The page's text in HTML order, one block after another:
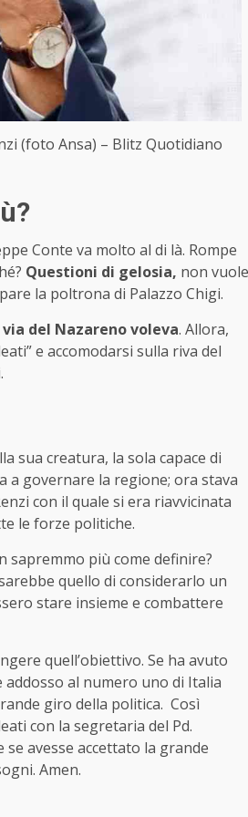
(foto Ansa) – Blitz Quotidiano
Conte va molto al di là. Rompe
Questioni di gelosia, non vuole
la poltrona di Palazzo Chigi.
del Nazareno voleva. Allora,
e accomodarsi sulla riva del
sua creatura, la sola capace di
a governare la regione; ora stava
con il quale si era riavvicinata
le forze politiche.
sapremmo più come definire?
quello di considerarlo un
stare insieme e combattere
quell’obiettivo. Se ha avuto
al numero uno di Italia
giro della politica. Così
con la segretaria del Pd.
avesse accettato la grande
Amen.